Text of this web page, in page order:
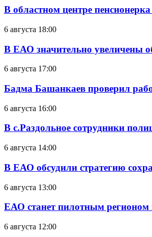
В областном центре
6 августа 18:00
В ЕАО значительно увеличены
6 августа 17:00
Бадма Башанкаев проверил
6 августа 16:00
В с.Раздольное сотрудники
6 августа 14:00
В ЕАО обсудили стратегию
6 августа 13:00
ЕАО станет пилотным регионом
6 августа 12:00